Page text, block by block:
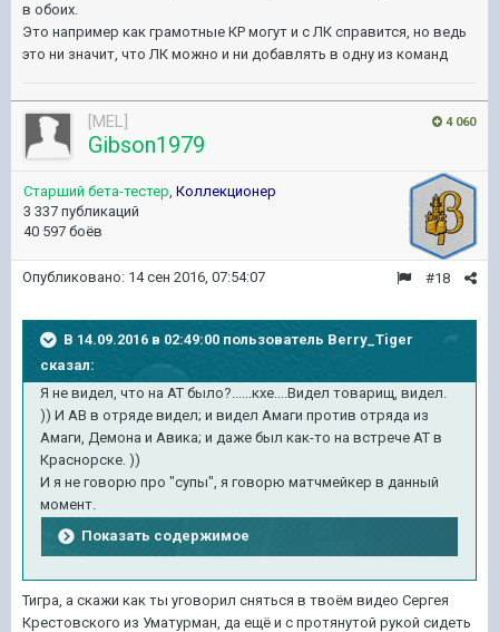
в обоих.
Это например как грамотные КР могут и с ЛК справится, но ведь
это ни значит, что ЛК можно и ни добавлять в одну из команд
4 060
[MEL]
Gibson1979
Старший бета-тестер, Коллекционер
3 337 публикаций
40 597 боёв
#18
Опубликовано: 14 сен 2016, 07:54:07
В 14.09.2016 в 02:49:00 пользователь Berry_Tiger
сказал:
Я не видел, что на АТ было?......кхе....Видел товарищ, видел.
)) И АВ в отряде видел; и видел Амаги против отряда из
Амаги, Демона и Авика; и даже был как-то на встрече АТ в
Краснорске. ))
И я не говорю про "супы", я говорю матчмейкер в данный
момент.
Показать содержимое
Тигра, а скажи как ты уговорил сняться в твоём видео Сергея
Крестовского из Уматурман, да ещё и с протянутой рукой сидеть